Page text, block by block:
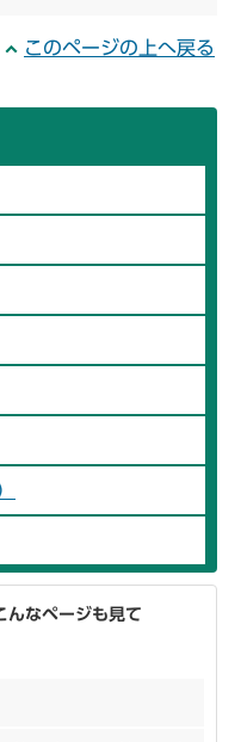
このページの上へ戻る
んなページも見て